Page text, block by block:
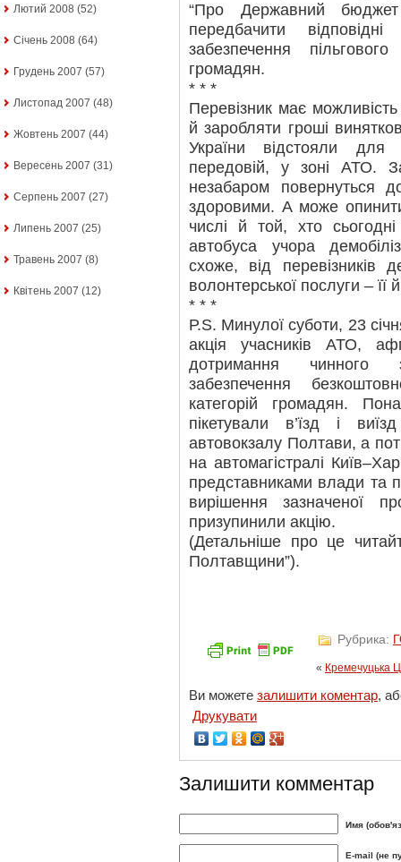
Лютий 2008 (52)
Січень 2008 (64)
Грудень 2007 (57)
Листопад 2007 (48)
Жовтень 2007 (44)
Вересень 2007 (31)
Серпень 2007 (27)
Липень 2007 (25)
Травень 2007 (8)
Квітень 2007 (12)
“Про Державний
передбачити
забезпечення
громадян.
* * *
Перевізник має
й заробляти гроші
України відстояли
передовій, у зоні АТО.
незабаром повернуться
здоровими. А може
числі й той, хто
автобуса учора
схоже, від перевізників
волонтерської послуги – її
* * *
Р.S. Минулої суботи, 23
акція учасників АТО,
дотримання чинного
забезпечення
категорій громадян.
пікетували в’їзд і
автовокзалу Полтави, а
на автомагістралі
представниками влади та
вирішення зазначеної
призупинили акцію.
(Детальніше про це
Полтавщини”).
Рубрика:
« Кремечуцька
Ви можете залишити коментар,
Друкувати
Залишити комментар
Имя
E-mail (не